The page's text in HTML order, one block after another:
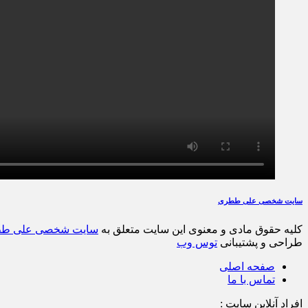
سایت شخصی علی ططری
کلیه حقوق مادی و معنوی این سایت متعلق به سایت شخصی علی
طراحی و پشتیبانی توس وب
صفحه اصلی
تماس با ما
افراد آنلاین سایت :